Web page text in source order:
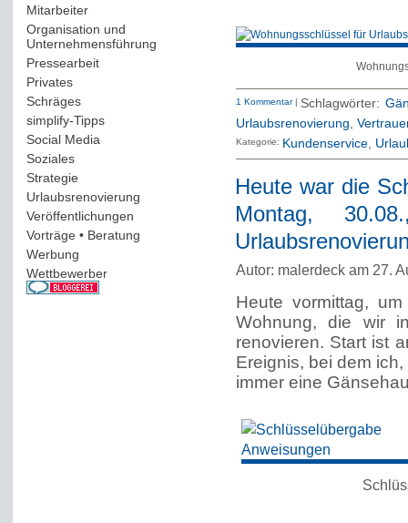
Mitarbeiter(163)
Organisation und
Unternehmensführung
Pressearbeit(12)
Privates(193)
Schräges(161)
simplify-Tipps(123)
Social Media
Soziales(37)
Strategie(220)
Urlaubsrenovierung
Veröffentlichungen
Vorträge • Beratung
Werbung
Wettbewerber(61)
1 Kommentar| Schlagwörter:
Urlaubsrenovierung,
Kategorie: Kundenservice
Heute war die
Montag,
Autor: malerdeck am 27.
Heute vormittag,
Wohnung, die wir
renovieren. Start ist
Ereignis, bei dem
immer eine